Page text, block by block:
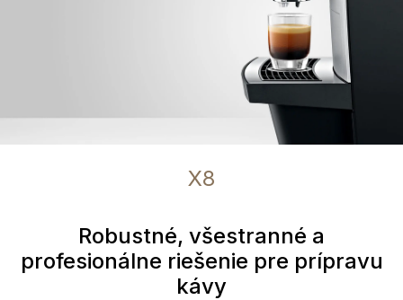
X8
Robustné, všestranné a
profesionálne riešenie pre prípravu
kávy